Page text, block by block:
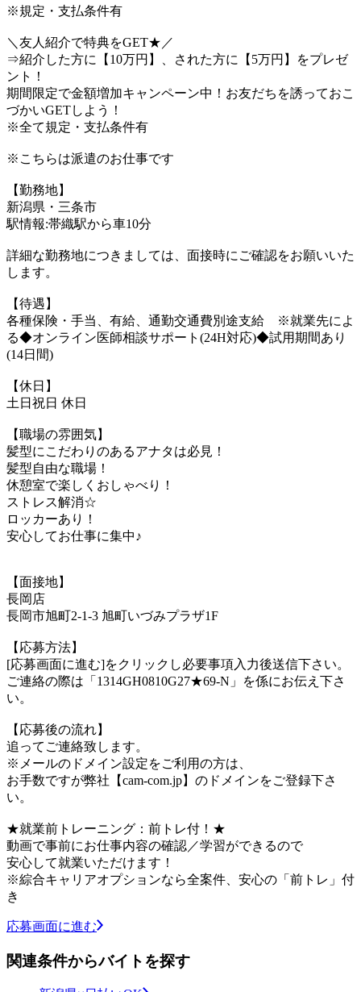
※規定・支払条件有
＼友人紹介で特典をGET★／
⇒紹介した方に【10万円】、された方に【5万円】をプレゼ
ント！
期間限定で金額増加キャンペーン中！お友だちを誘っておこ
づかいGETしよう！
※全て規定・支払条件有
※こちらは派遣のお仕事です
【勤務地】
新潟県・三条市
駅情報:帯織駅から車10分
詳細な勤務地につきましては、面接時にご確認をお願いいた
します。
【待遇】
各種保険・手当、有給、通勤交通費別途支給 ※就業先によ
る◆オンライン医師相談サポート(24H対応)◆試用期間あり
(14日間)
【休日】
土日祝日 休日
【職場の雰囲気】
髪型にこだわりのあるアナタは必見！
髪型自由な職場！
休憩室で楽しくおしゃべり！
ストレス解消☆
ロッカーあり！
安心してお仕事に集中♪
【面接地】
長岡店
長岡市旭町2-1-3 旭町いづみプラザ1F
【応募方法】
[応募画面に進む]をクリックし必要事項入力後送信下さい。
ご連絡の際は「1314GH0810G27★69-N」を係にお伝え下さ
い。
【応募後の流れ】
追ってご連絡致します。
※メールのドメイン設定をご利用の方は、
お手数ですが弊社【cam-com.jp】のドメインをご登録下さ
い。
★就業前トレーニング：前トレ付！★
動画で事前にお仕事内容の確認／学習ができるので
安心して就業いただけます！
※綜合キャリアオプションなら全案件、安心の「前トレ」付
き
応募画面に進む
関連条件からバイトを探す